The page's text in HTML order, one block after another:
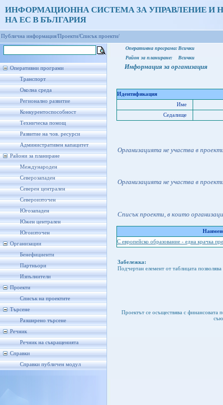
ИНФОРМАЦИОННА СИСТЕМА ЗА УПРАВЛЕНИЕ И
НА ЕС В БЪЛГАРИЯ
Публична информация/Проекти/Списък проекти/
Оперативни програми
Транспорт
Околна среда
Регионално развитие
Конкурентоспособност
Техническа помощ
Развитие на чов. ресурси
Административен капацитет
Райони за планиране
Международен
Северозападен
Северен централен
Североизточен
Югозападен
Южен централен
Югоизточен
Организации
Бенефициенти
Партньори
Изпълнители
Проекти
Списък на проектите
Търсене
Разширено търсене
Речник
Речник на съкращенията
Справки
Справки публичен модул
Оперативна програма: Всички
Район за планиране:
Всички
Информация за организация
Идентификация
Име
Седалище
Организацията не участва в
Организацията не участва в
Списък проекти, в които
С европейско образование - една крачка
Забележка:
Подчертан елемент от таблицата
Проектът се осъществява с финансовата